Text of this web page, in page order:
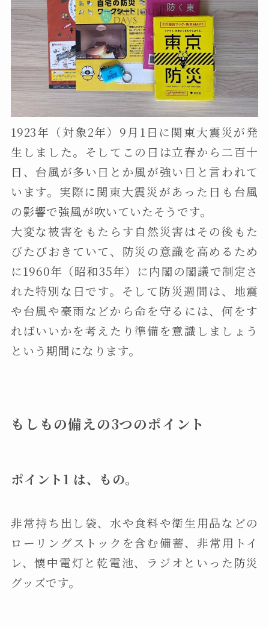
1923年（対象2年）9月1日に関東大震災が発
生しました。そしてこの日は立春から二百十
日、台風が多い日とか風が強い日と言われて
います。実際に関東大震災があった日も台風
の影響で強風が吹いていたそうです。
大変な被害をもたらす自然災害はその後もた
びたびおきていて、防災の意識を高めるため
に1960年（昭和35年）に内閣の閣議で制定さ
れた特別な日です。そして防災週間は、地震
や台風や豪雨などから命を守るには、何をす
ればいいかを考えたり準備を意識しましょう
という期間になります。
もしもの備えの3つのポイント
ポイント1 は、もの。
非常持ち出し袋、水や食料や衛生用品などの
ローリングストックを含む備蓄、非常用トイ
レ、懐中電灯と乾電池、ラジオといった防災
グッズです。